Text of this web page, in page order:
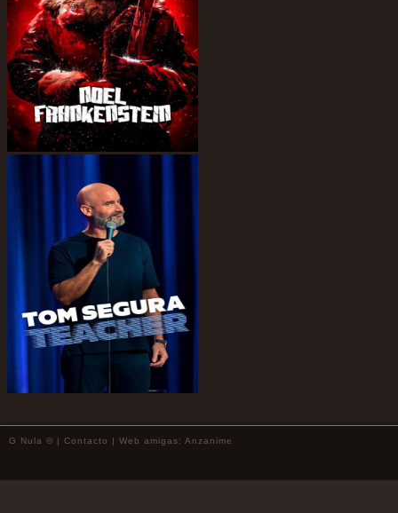
G Nula © | Contacto | Web amigas: Anzanime